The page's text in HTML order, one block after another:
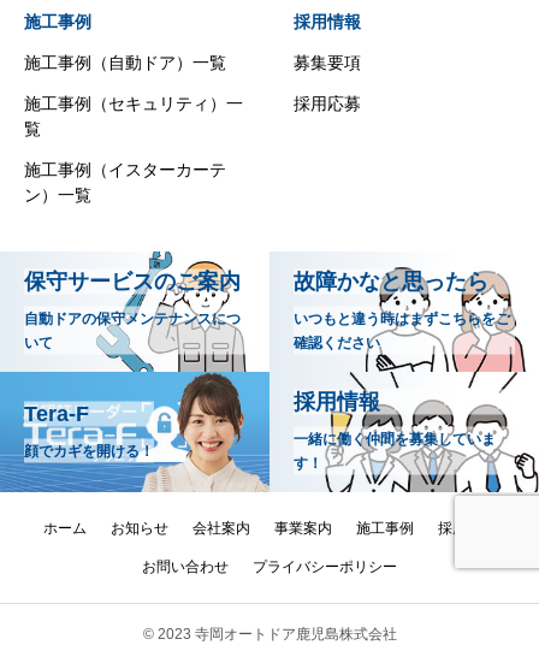
施工事例
施工事例（自動ドア）一覧
施工事例（セキュリティ）一
覧
施工事例（イスターカーテ
ン）一覧
採用情報
募集要項
採用応募
保守サービスのご案内
自動ドアの保守メンテナンスにつ
いて
故障かなと思ったら
いつもと違う時はまずこちらをご
確認ください
Tera-F
顔でカギを開ける！
採用情報
一緒に働く仲間を募集していま
す！
ホーム お知らせ 会社案内 事業案内 施工事例 採用情報
お問い合わせ プライバシーポリシー
© 2023 寺岡オートドア鹿児島株式会社